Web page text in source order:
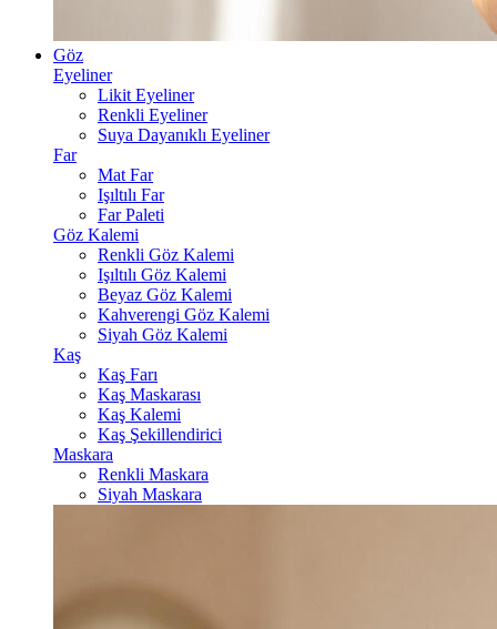
Göz
Eyeliner
Likit Eyeliner
Renkli Eyeliner
Suya Dayanıklı Eyeliner
Far
Mat Far
Işıltılı Far
Far Paleti
Göz Kalemi
Renkli Göz Kalemi
Işıltılı Göz Kalemi
Beyaz Göz Kalemi
Kahverengi Göz Kalemi
Siyah Göz Kalemi
Kaş
Kaş Farı
Kaş Maskarası
Kaş Kalemi
Kaş Şekillendirici
Maskara
Renkli Maskara
Siyah Maskara